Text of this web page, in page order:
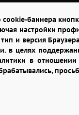
баннера
настройки
и версия
целях
в